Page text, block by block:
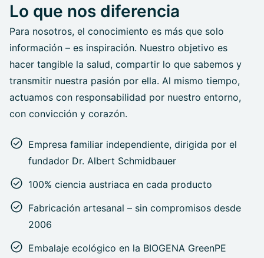
Lo que nos diferencia
Para nosotros, el conocimiento es más que solo
información – es inspiración. Nuestro objetivo es
hacer tangible la salud, compartir lo que sabemos y
transmitir nuestra pasión por ella. Al mismo tiempo,
actuamos con responsabilidad por nuestro entorno,
con convicción y corazón.
Empresa familiar independiente, dirigida por el
fundador Dr. Albert Schmidbauer
100% ciencia austriaca en cada producto
Fabricación artesanal – sin compromisos desde
2006
Embalaje ecológico en la BIOGENA GreenPE